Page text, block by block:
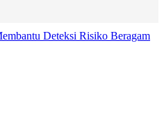
Deteksi Risiko Beragam